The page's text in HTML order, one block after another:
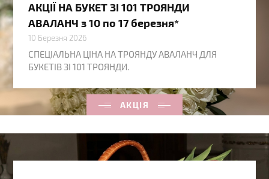
АКЦІЯ
АКЦІЇ НА БУКЕТ ЗІ 101 ТРОЯНДИ
АВАЛАНЧ з 10 по 17 березня*
10 Березня 2026
СПЕЦІАЛЬНА ЦІНА НА ТРОЯНДУ АВАЛАНЧ ДЛЯ
БУКЕТІВ ЗІ 101 ТРОЯНДИ.